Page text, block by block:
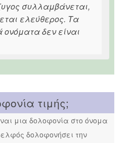
συλλαμβάνεται,
ελεύθερος. Τα
δεν είναι
τιμής;
μια δολοφονία στο όνομα
δολοφονήσει την